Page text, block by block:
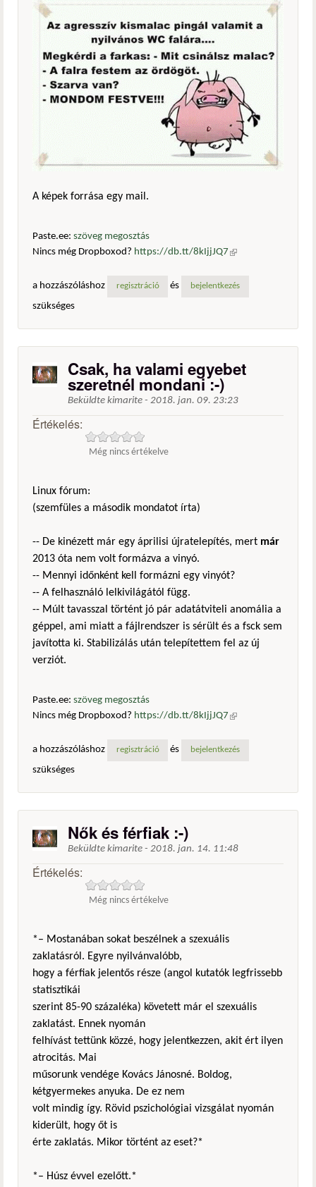
A képek forrása egy mail.
Paste.ee: szöveg megosztás
Nincs még Dropboxod? https://db.tt/8kIjjJQ7 (külső
a hozzászóláshoz
regisztráció és bejelentkezés
szükséges
Csak, ha valami egyebet
szeretnél mondani :-)
Beküldte kimarite - 2018. jan. 09. 23:23
Értékelés:
Még nincs értékelve
Linux fórum:
(szemfüles a második mondatot írta)
-- De kinézett már egy áprilisi újratelepítés, mert már
2013 óta nem volt formázva a vinyó.
-- Mennyi időnként kell formázni egy vinyót?
-- A felhasználó lelkivilágától függ.
-- Múlt tavasszal történt jó pár adatátviteli anomália a
géppel, ami miatt a fájlrendszer is sérült és a fsck sem
javította ki. Stabilizálás után telepítettem fel az új
verziót.
Paste.ee: szöveg megosztás
Nincs még Dropboxod? https://db.tt/8kIjjJQ7 (külső
a hozzászóláshoz
regisztráció és bejelentkezés
szükséges
Nők és férfiak :-)
Beküldte kimarite - 2018. jan. 14. 11:48
Értékelés:
Még nincs értékelve
*– Mostanában sokat beszélnek a szexuális
zaklatásról. Egyre nyilvánvalóbb,
hogy a férfiak jelentős része (angol kutatók legfrissebb
statisztikái
szerint 85-90 százaléka) követett már el szexuális
zaklatást. Ennek nyomán
felhívást tettünk közzé, hogy jelentkezzen, akit ért ilyen
atrocitás. Mai
műsorunk vendége Kovács Jánosné. Boldog,
kétgyermekes anyuka. De ez nem
volt mindig így. Rövid pszichológiai vizsgálat nyomán
kiderült, hogy őt is
érte zaklatás. Mikor történt az eset?*
*– Húsz évvel ezelőtt.*